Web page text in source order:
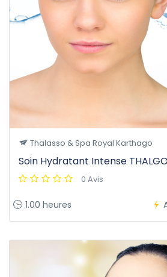
Thalasso & Spa Royal Karthago
Soin Hydratant Intense
0 Avis
1.00 heures